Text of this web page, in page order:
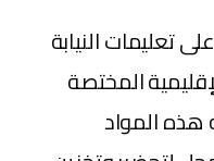
تعليمات النيابة
المختصة
هذه المواد